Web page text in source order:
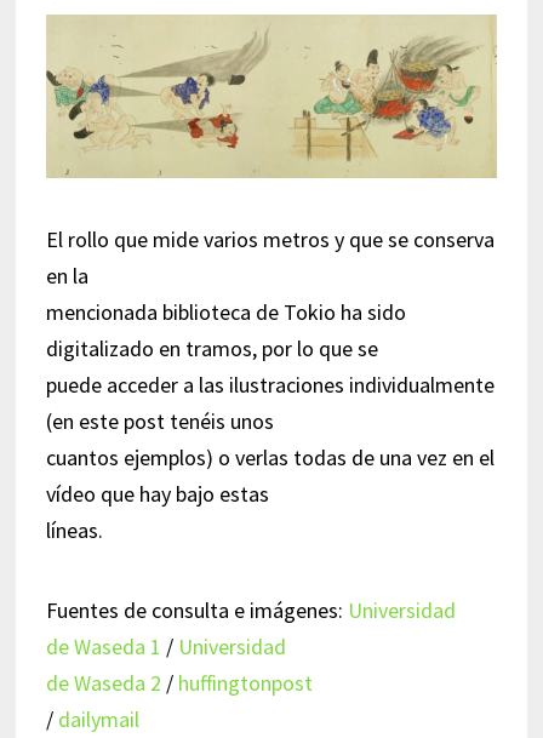
El rollo que mide varios metros y que se conserva
en la
mencionada biblioteca de Tokio ha sido
digitalizado en tramos, por lo que se
puede acceder a las ilustraciones individualmente
(en este post tenéis unos
cuantos ejemplos) o verlas todas de una vez en el
vídeo que hay bajo estas
líneas.
Fuentes de consulta e imágenes: Universidad
de Waseda 1 / Universidad
de Waseda 2 / huffingtonpost
/ dailymail